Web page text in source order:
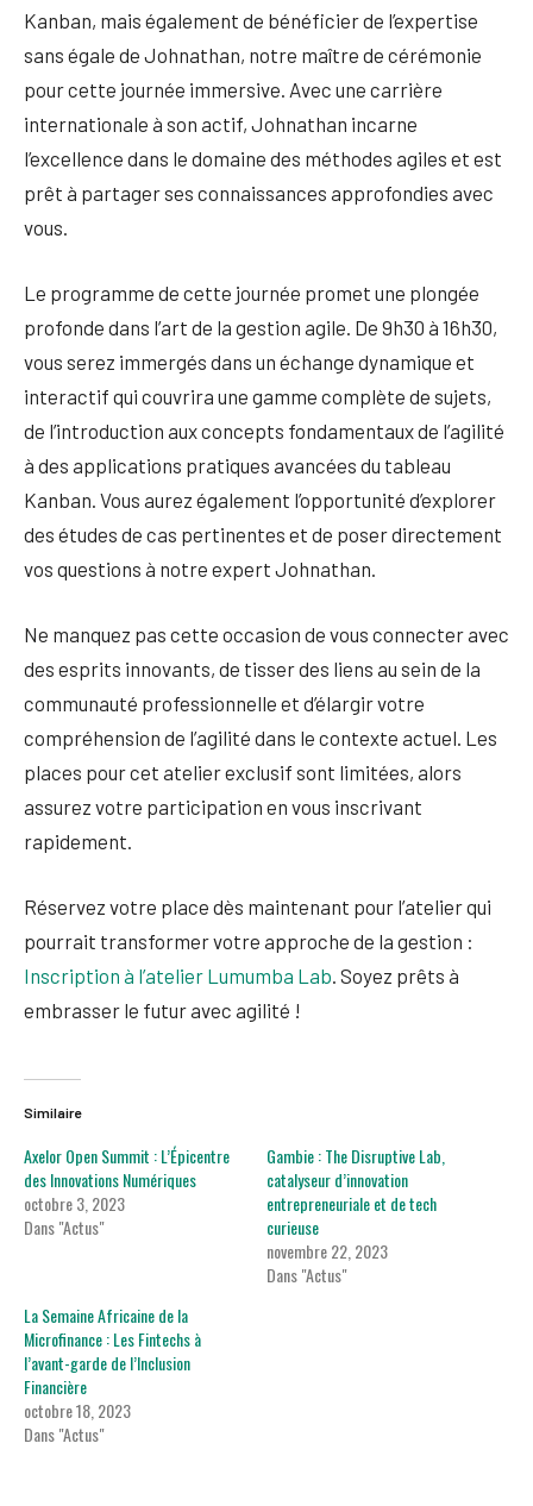
Kanban, mais également de bénéficier de l’expertise
sans égale de Johnathan, notre maître de cérémonie
pour cette journée immersive. Avec une carrière
internationale à son actif, Johnathan incarne
l’excellence dans le domaine des méthodes agiles et est
prêt à partager ses connaissances approfondies avec
vous.
Le programme de cette journée promet une plongée
profonde dans l’art de la gestion agile. De 9h30 à 16h30,
vous serez immergés dans un échange dynamique et
interactif qui couvrira une gamme complète de sujets,
de l’introduction aux concepts fondamentaux de l’agilité
à des applications pratiques avancées du tableau
Kanban. Vous aurez également l’opportunité d’explorer
des études de cas pertinentes et de poser directement
vos questions à notre expert Johnathan.
Ne manquez pas cette occasion de vous connecter avec
des esprits innovants, de tisser des liens au sein de la
communauté professionnelle et d’élargir votre
compréhension de l’agilité dans le contexte actuel. Les
places pour cet atelier exclusif sont limitées, alors
assurez votre participation en vous inscrivant
rapidement.
Réservez votre place dès maintenant pour l’atelier qui
pourrait transformer votre approche de la gestion :
Inscription à l’atelier Lumumba Lab. Soyez prêts à
embrasser le futur avec agilité !
Similaire
Axelor Open Summit : L’Épicentre
des Innovations Numériques
octobre 3, 2023
Dans "Actus"
Gambie : The Disruptive Lab,
catalyseur d’innovation
entrepreneuriale et de tech
curieuse
novembre 22, 2023
Dans "Actus"
La Semaine Africaine de la
Microfinance : Les Fintechs à
l’avant-garde de l’Inclusion
Financière
octobre 18, 2023
Dans "Actus"